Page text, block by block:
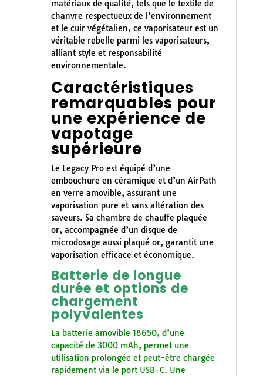
matériaux de qualité, tels que le textile de
chanvre respectueux de l’environnement
et le cuir végétalien, ce vaporisateur est un
véritable rebelle parmi les vaporisateurs,
alliant style et responsabilité
environnementale.
Caractéristiques
remarquables pour
une expérience de
vapotage
supérieure
Le Legacy Pro est équipé d’une
embouchure en céramique et d’un AirPath
en verre amovible, assurant une
vaporisation pure et sans altération des
saveurs. Sa chambre de chauffe plaquée
or, accompagnée d’un disque de
microdosage aussi plaqué or, garantit une
vaporisation efficace et économique.
Batterie de longue
durée et options de
chargement
polyvalentes
La batterie amovible 18650, d’une
capacité de 3000 mAh, permet une
utilisation prolongée et peut-être chargée
rapidement via le port USB-C. Une